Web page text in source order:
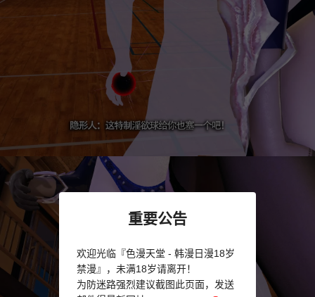
重要公告
欢迎光临『色漫天堂 - 韩漫日漫18岁
禁漫』，未满18岁请离开！
为防迷路强烈建议截图此页面，发送